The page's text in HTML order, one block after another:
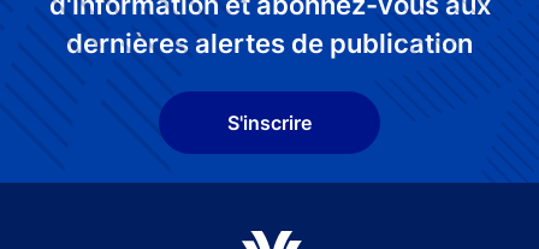
dernières alertes de publication
S'inscrire